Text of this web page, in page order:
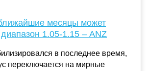
месяцы может
1.05-1.15 – ANZ
в последнее время,
переключается на мирные